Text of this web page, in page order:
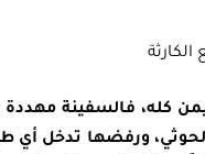
فالسفينة مهددة
ورفضها تدخل أي